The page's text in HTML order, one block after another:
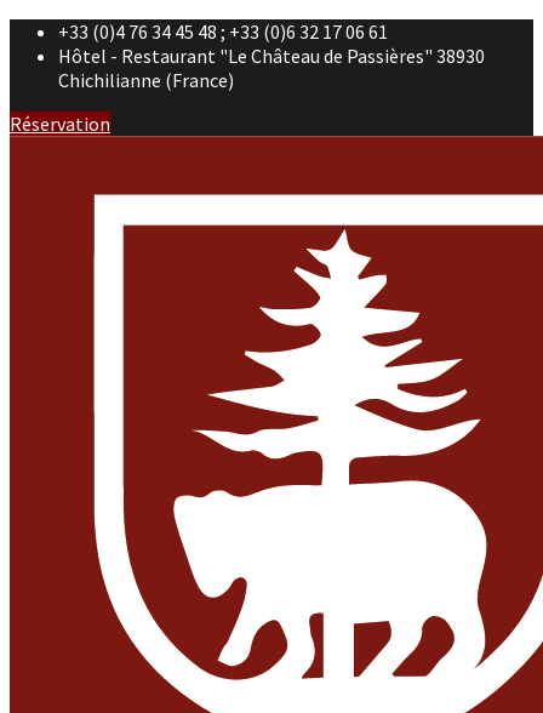
+33 (0)4 76 34 45 48 ; +33 (0)6 32 17 06 61
Hôtel - Restaurant "Le Château de Passières" 38930
Chichilianne (France)
Réservation